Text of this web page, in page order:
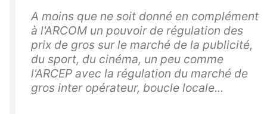
A moins que ne soit donné en complément
à l'ARCOM un pouvoir de régulation des
prix de gros sur le marché de la publicité,
du sport, du cinéma, un peu comme
l'ARCEP avec la régulation du marché de
gros inter opérateur, boucle locale...